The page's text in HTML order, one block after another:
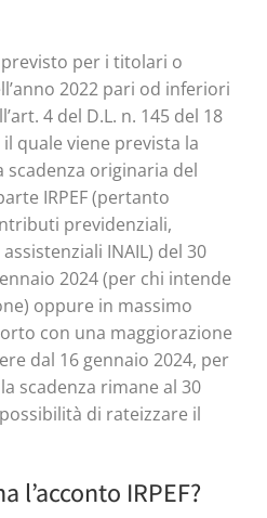
per i titolari o
2022 pari od inferiori
4 del D.L. n. 145 del 18
quale viene prevista la
originaria del
IRPEF (pertanto
previdenziali,
INAIL) del 30
2024 (per chi intende
oppure in massimo
con una maggiorazione
dal 16 gennaio 2024, per
scadenza rimane al 30
di rateizzare il
l’acconto IRPEF?